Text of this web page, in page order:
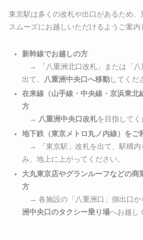
東京駅は多くの改札や出口があるため、
スムーズにお越しいただけるようご案内
新幹線でお越しの方
→ 「八重洲北口改札」または「八
出て、
八重洲中央口へ移動してくだ
在来線（山手線・中央線・京浜東北
方
→ 八重洲中央口改札を目指してく
地下鉄（東京メトロ丸ノ内線）をご
→ 「東京駅」改札を出て、駅構内
み、地上に上がってください。
大丸東京店やグランルーフなどの商
方
→ 各施設の「八重洲口」側出口か
洲中央口のタクシー乗り場へお越し